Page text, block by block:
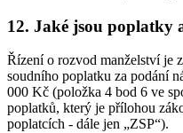
12. Jaké jsou poplatky
Řízení o rozvod manželství je
soudního poplatku za podání
000 Kč (položka 4 bod 6 ve
poplatků, který je přílohou
poplatcích - dále jen „ZSP“).